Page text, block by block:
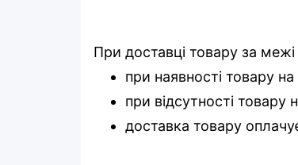
При доставці товару за
при наявності товару
при відсутності товару
доставка товару